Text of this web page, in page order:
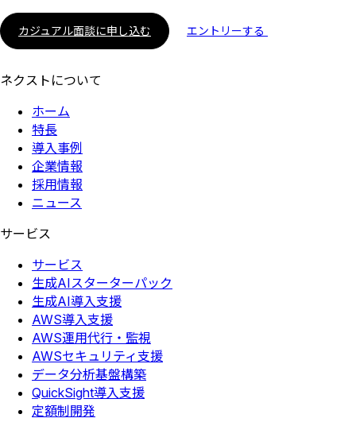
カジュアル面談に申し込む エントリーする
ネクストについて
ホーム
特長
導入事例
企業情報
採用情報
ニュース
サービス
サービス
生成AIスターターパック
生成AI導入支援
AWS導入支援
AWS運用代行・監視
AWSセキュリティ支援
データ分析基盤構築
QuickSight導入支援
定額制開発